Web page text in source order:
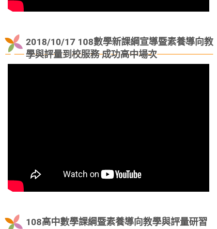
2018/10/17 108數學新課綱宣導暨素養導向教
學與評量到校服務 成功高中場次
108高中數學課綱暨素養導向教學與評量研習